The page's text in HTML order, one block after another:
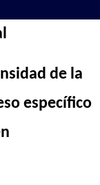
de la
específico